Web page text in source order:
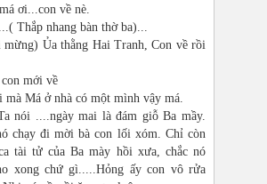
ơi...con về nè.
Thắp nhang bàn thờ ba)...
Ủa thằng Hai Tranh, Con về rồi
mới về
mà Má ở nhà có một mình vậy má.
nói ....ngày mai là đám giỗ Ba mầy.
chạy đi mời bà con lối xóm. Chỉ còn
tài tử của Ba mày hồi xưa, chắc nó
xong chứ gì.....Hỏng ấy con vô rửa